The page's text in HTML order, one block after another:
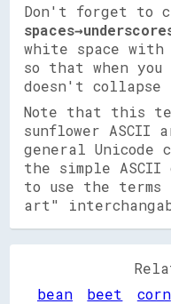
Don't forget to
white space with
so that when
doesn't
Note that this
sunflower
general Unicode
the simple
to use the
art"
bean
beet corn